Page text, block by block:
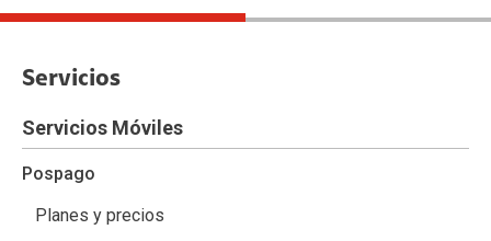
Servicios
Servicios Móviles
Pospago
Planes y precios